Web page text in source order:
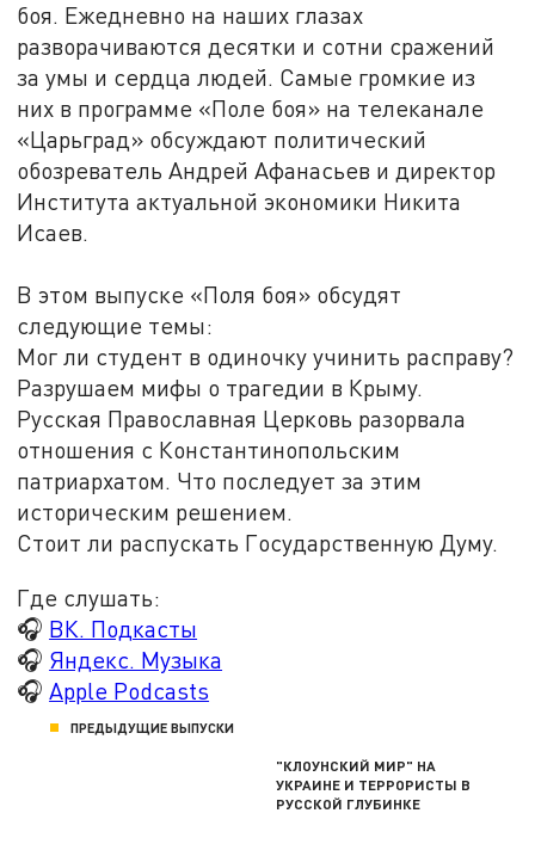
боя. Ежедневно на наших глазах
разворачиваются десятки и сотни сражений
за умы и сердца людей. Самые громкие из
них в программе «Поле боя» на телеканале
«Царьград» обсуждают политический
обозреватель Андрей Афанасьев и директор
Института актуальной экономики Никита
Исаев.
В этом выпуске «Поля боя» обсудят
следующие темы:
Мог ли студент в одиночку учинить расправу?
Разрушаем мифы о трагедии в Крыму.
Русская Православная Церковь разорвала
отношения с Константинопольским
патриархатом. Что последует за этим
историческим решением.
Стоит ли распускать Государственную Думу.
Где слушать:
🎧 ВК. Подкасты
🎧 Яндекс. Музыка
🎧Apple Podcasts
ПРЕДЫДУЩИЕ ВЫПУСКИ
"КЛОУНСКИЙ МИР" НА
УКРАИНЕ И ТЕРРОРИСТЫ В
РУССКОЙ ГЛУБИНКЕ